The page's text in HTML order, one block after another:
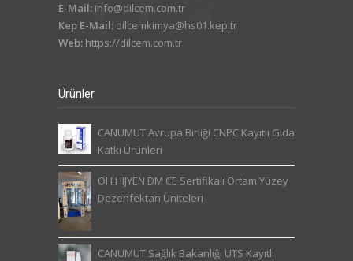
E-Mail: info@dilcem.com.tr
Kep E-Mail: dilcemkimya@hs01.kep.tr
Web: https://dilcem.com.tr
Ürünler
CANUMUT Avrupa Birliği CNPC Kayıtlı Gıda
Katkı Ürünleri
OH HIJYEN DM CE Sertifikalı Ortam Yüzey
Dezenfektan Üniteleri
CANUMUT Sağlık Bakanlığı UTS Kayıtlı